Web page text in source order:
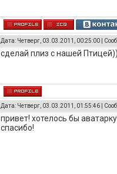
Дата: Четверг, 03.03.2011, 00:25:00 |
сделай плиз с нашей Птицей))
Дата: Четверг, 03.03.2011, 01:55:46 |
привет! хотелось бы
спасибо!